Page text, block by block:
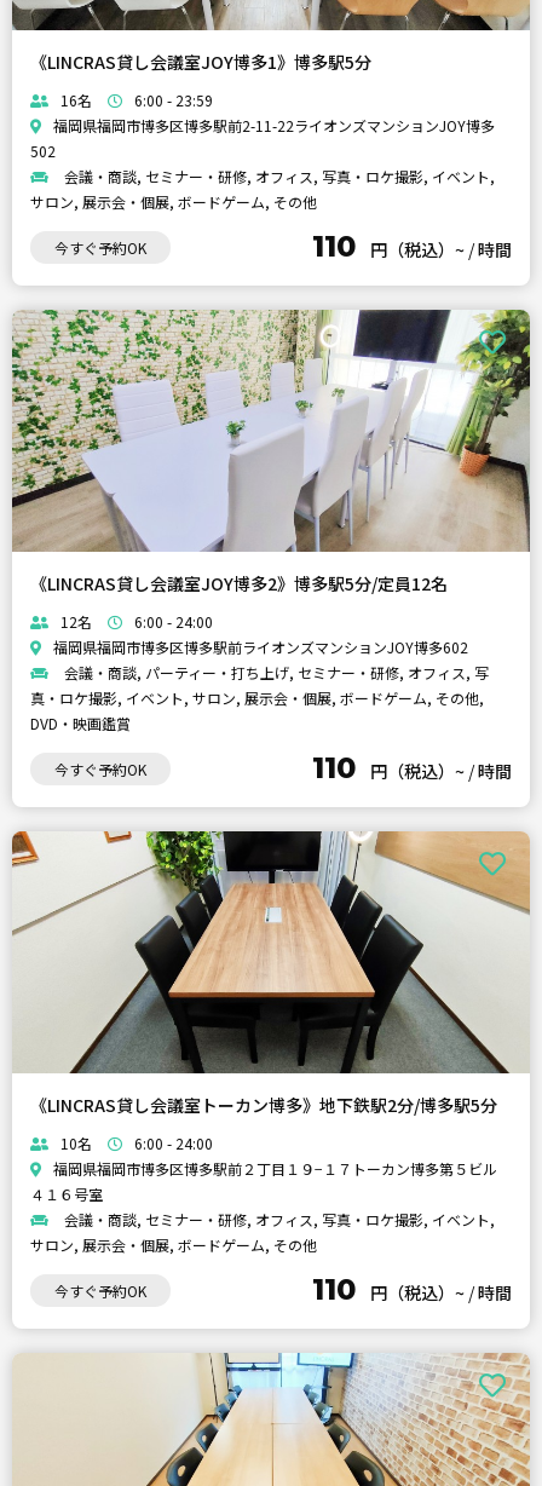
《LINCRAS貸し会議室JOY博多1》博多駅5分
16名
6:00 - 23:59
福岡県福岡市博多区博多駅前2-11-22ライオンズマンションJOY博多
502
会議・商談, セミナー・研修, オフィス, 写真・ロケ撮影, イベント,
サロン, 展示会・個展, ボードゲーム, その他
今すぐ予約OK 110 円（税込）~ /時間
《LINCRAS貸し会議室JOY博多2》博多駅5分/定員12名
12名
6:00 - 24:00
福岡県福岡市博多区博多駅前ライオンズマンションJOY博多602
会議・商談, パーティー・打ち上げ, セミナー・研修, オフィス, 写
真・ロケ撮影, イベント, サロン, 展示会・個展, ボードゲーム, その他,
DVD・映画鑑賞
今すぐ予約OK 110 円（税込）~ /時間
《LINCRAS貸し会議室トーカン博多》地下鉄駅2分/博多駅5分
10名
6:00 - 24:00
福岡県福岡市博多区博多駅前２丁目１９−１７トーカン博多第５ビル
４１６号室
会議・商談, セミナー・研修, オフィス, 写真・ロケ撮影, イベント,
サロン, 展示会・個展, ボードゲーム, その他
今すぐ予約OK 110 円（税込）~ /時間